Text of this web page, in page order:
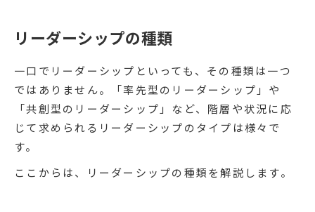
リーダーシップの種類
一口でリーダーシップといっても、その種類は一つ
ではありません。「率先型のリーダーシップ」や
「共創型のリーダーシップ」など、階層や状況に応
じて求められるリーダーシップのタイプは様々で
す。
ここからは、リーダーシップの種類を解説します。